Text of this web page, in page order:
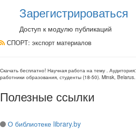
Зарегистрироваться
Доступ к модулю публикаций
СПОРТ: экспорт материалов
Скачать бесплатно! Научная работа на тему . Аудитория:
работники образования, студенты (18-50). Minsk, Belarus.
Полезные ссылки
О библиотеке library.by